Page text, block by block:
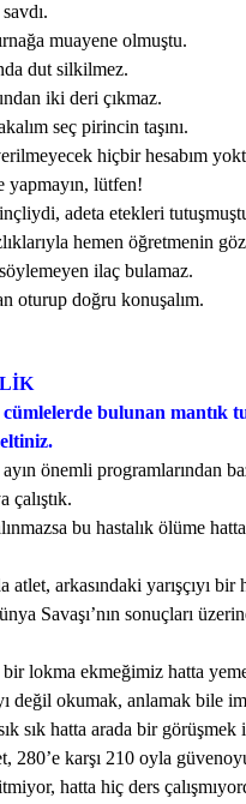
muayene olmuştu.
dut silkilmez.
iki deri çıkmaz.
seç pirincin taşını.
hiçbir hesabım
lütfen!
adeta etekleri
hemen öğretmenin
ilaç bulamaz.
oturup doğru konuşalım.
bulunan mantık
önemli programlarından
çalıştık.
bu hastalık ölüme
atlet, arkasındaki yarışçıyı bir
Savaşı’nın sonuçları
lokma ekmeğimiz hatta
değil okumak, anlamak bile
sık hatta arada bir görüşmek
280’e karşı 210 oyla
hatta hiç ders